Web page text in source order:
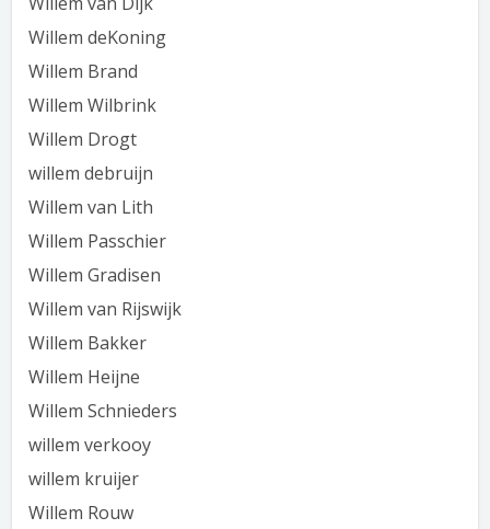
Willem deKoning
Willem Brand
Willem Wilbrink
Willem Drogt
willem debruijn
Willem van Lith
Willem Passchier
Willem Gradisen
Willem van Rijswijk
Willem Bakker
Willem Heijne
Willem Schnieders
willem verkooy
willem kruijer
Willem Rouw